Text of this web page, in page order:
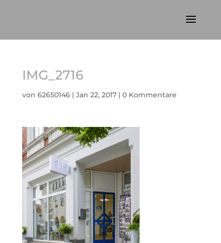
IMG_2716
von 62650146| Jan 22, 2017| 0 Kommentare